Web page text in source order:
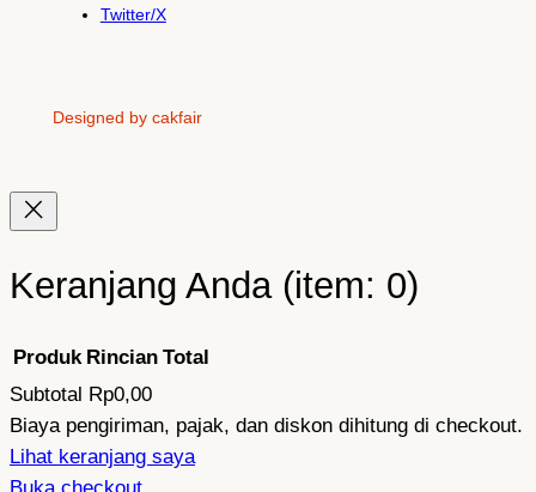
Twitter/X
Designed by cakfair
Keranjang Anda (item: 0)
Produk
di
Produk Rincian Total
Subtotal Rp0,00
Biaya pengiriman, pajak, dan diskon dihitung di checkout.
Lihat keranjang saya